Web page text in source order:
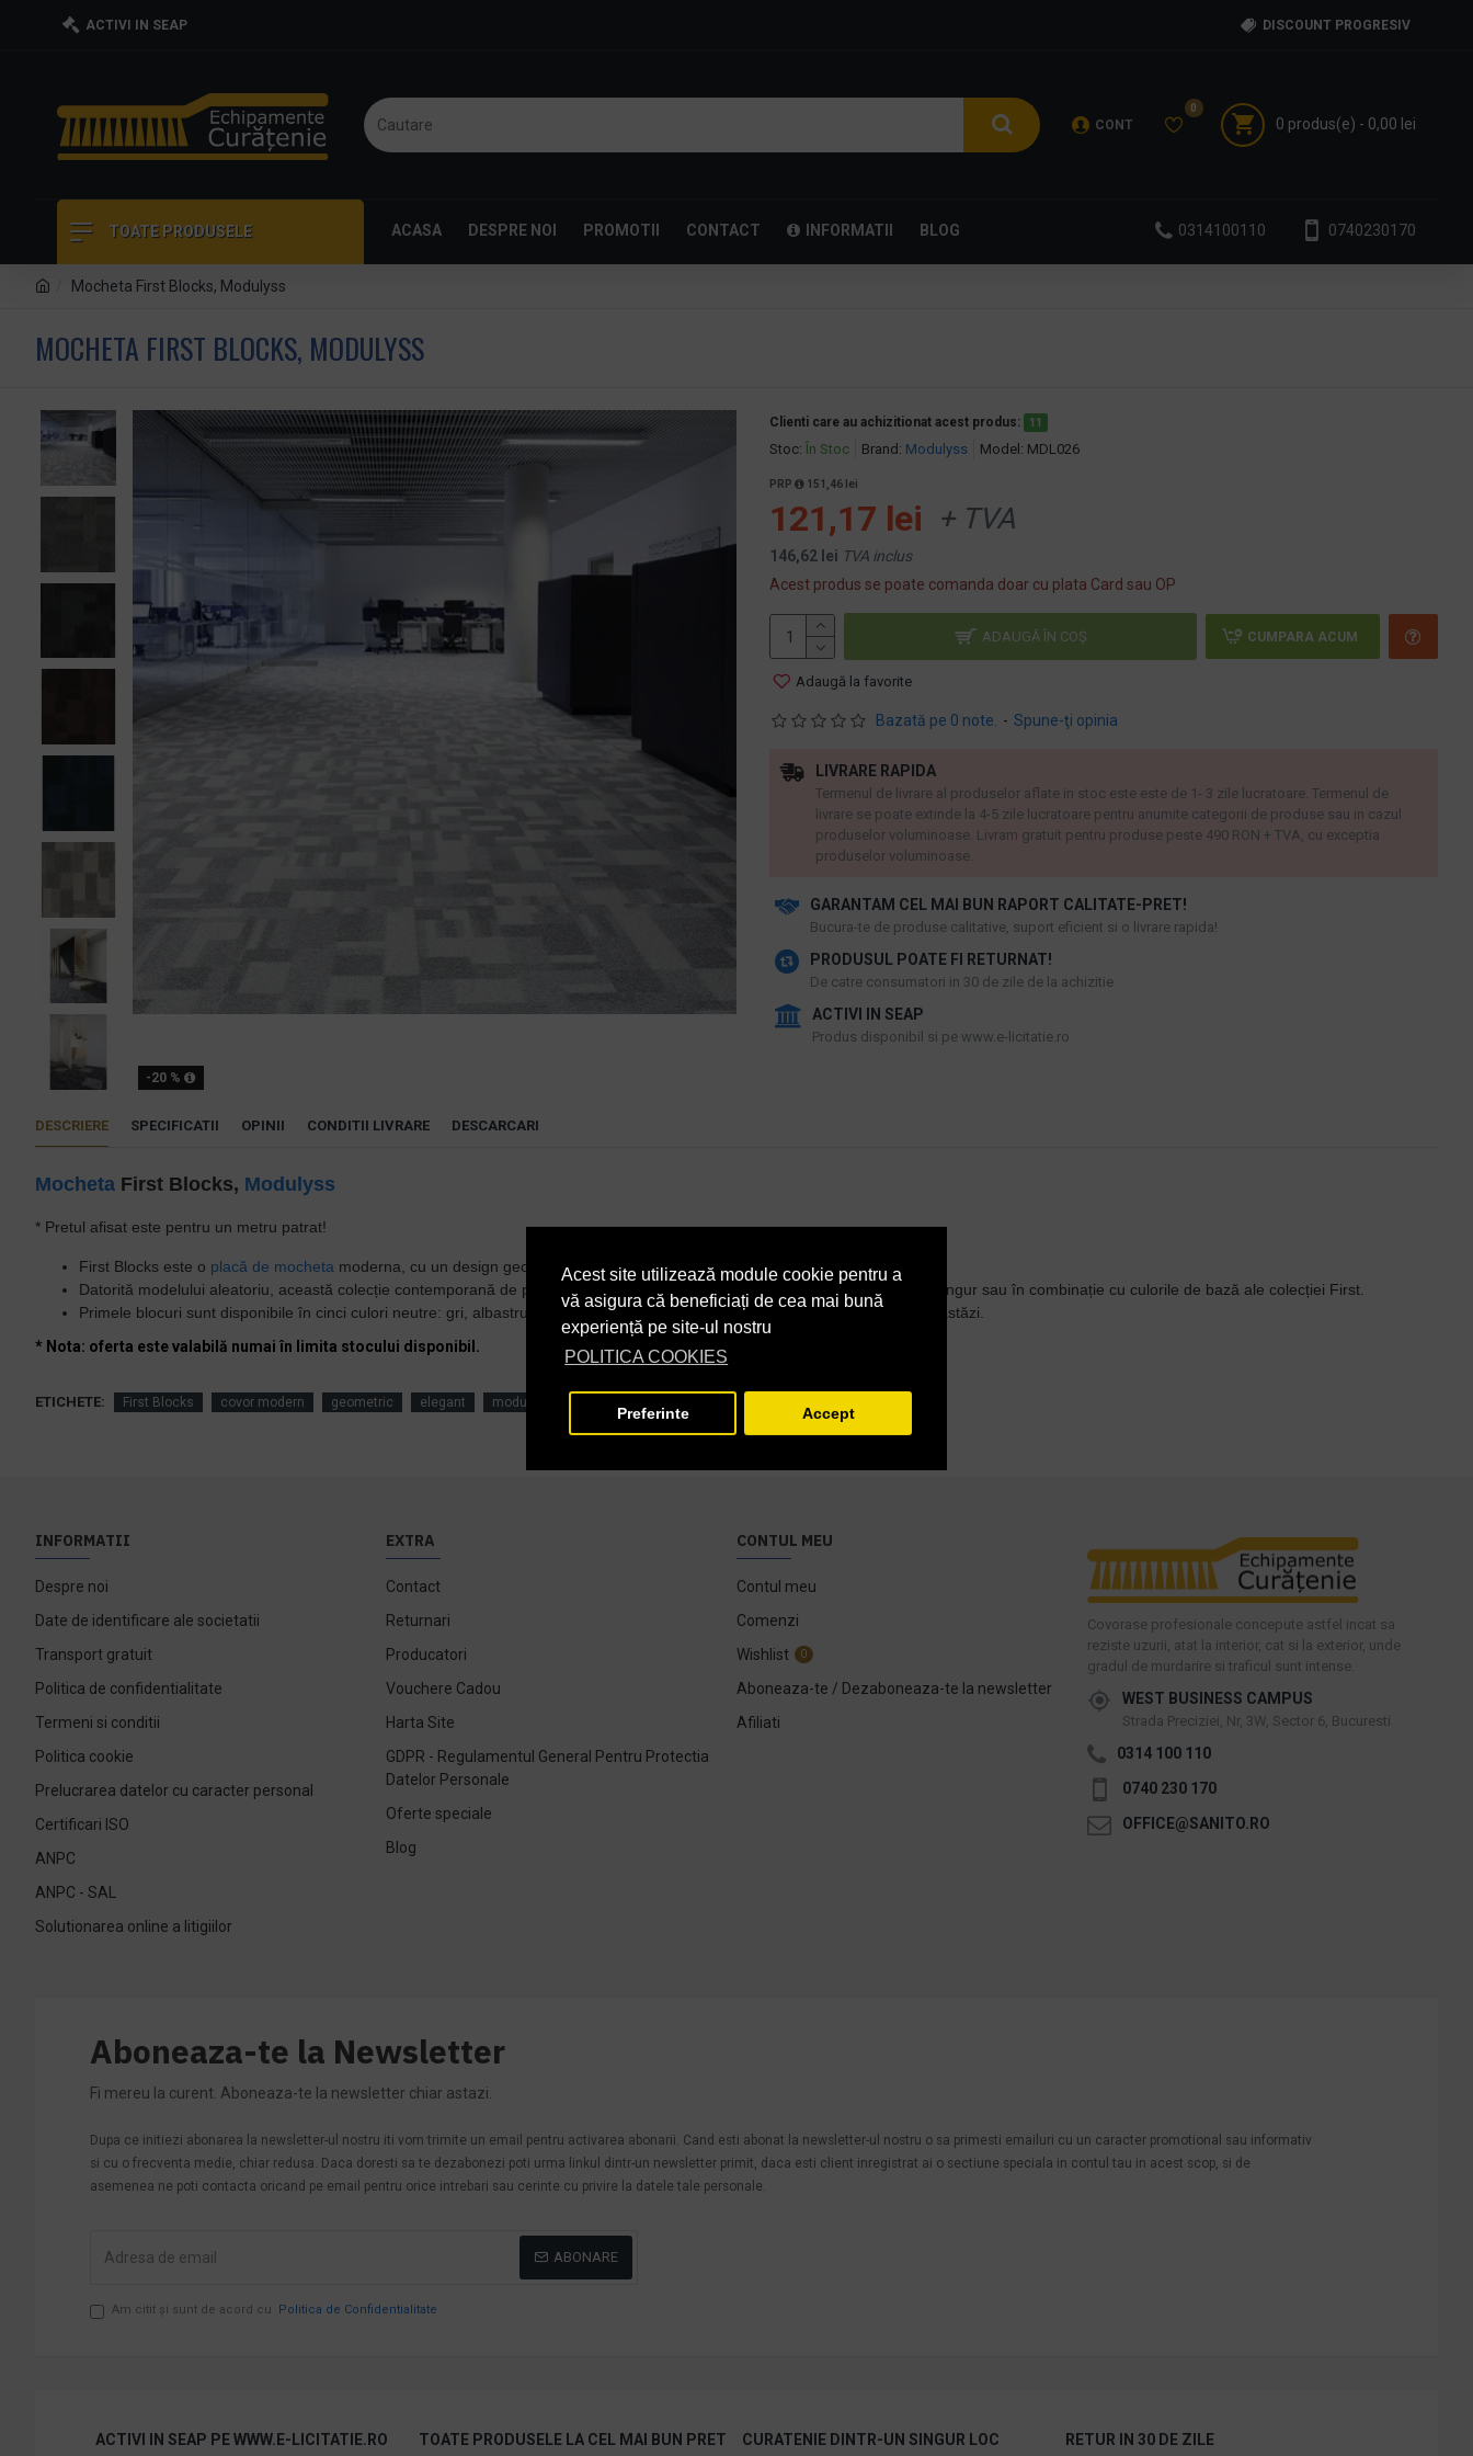
Acest site utilizează module cookie pentru a
vă asigura că beneficiați de cea mai bună
experiență pe site-ul nostru
POLITICA COOKIES
Preferinte Accept
ACTIVI IN SEAP DISCOUNT PROGRESIV
CONT
0
0 produs(e) - 0,00 lei
TOATE PRODUSELE ACASA DESPRE NOI PROMOTII CONTACT INFORMATII BLOG 0314100110 0740230170
Mocheta First Blocks, Modulyss
MOCHETA FIRST BLOCKS, MODULYSS
-20 %
Clienti care au achizitionat acest produs: 11
Stoc: În Stoc Brand: Modulyss Model: MDL026
Bazată pe 0 note. - Spune-ţi opinia
PRP 151,46 lei
121,17 lei + TVA
146,62 lei TVA inclus
Acest produs se poate comanda doar cu plata Card sau OP
ADAUGĂ ÎN COŞ CUMPARA ACUM
Adaugă la favorite
GARANTAM CEL MAI BUN RAPORT CALITATE-PRET!
​Bucura-te de produse calitative, suport eficient si o livrare rapida!
PRODUSUL POATE FI RETURNAT!
De catre consumatori in 30 de zile de la achizitie
ACTIVI IN SEAP
Produs disponibil si pe www.e-licitatie.ro
LIVRARE RAPIDA
Termenul de livrare al produselor aflate in stoc este este de 1- 3 zile lucratoare. Termenul de
livrare se poate extinde la 4-5 zile lucratoare pentru anumite categorii de produse sau in cazul
produselor voluminoase. Livram gratuit pentru produse peste 490 RON + TVA, cu exceptia
produselor voluminoase.
DESCRIERE SPECIFICATII OPINII CONDITII LIVRARE DESCARCARI
Mocheta First Blocks, Modulyss
* Pretul afisat este pentru un metru patrat!
First Blocks este o placă de mocheta moderna, cu un design geometric elegant, alcătuită din nuanțe subtile.
Datorită modelului aleatoriu, această colecție contemporană de placi de covoare oferă oportunități infinite de design creativ singur sau în combinație cu culorile de bază ale colecției First.
Primele blocuri sunt disponibile în cinci culori neutre: gri, albastru, bej și maro și îndeplinesc cerințele stricte ale birourilor de astăzi.
* Nota: oferta este valabilă numai în limita stocului disponibil.
ETICHETE: First Blocks covor modern geometric elegant modulyss
INFORMATII
Despre noi
Date de identificare ale societatii
Transport gratuit
Politica de confidentialitate
Termeni si conditii
Politica cookie
Prelucrarea datelor cu caracter personal
Certificari ISO
ANPC
ANPC - SAL
Solutionarea online a litigiilor
EXTRA
Contact
Returnari
Producatori
Vouchere Cadou
Harta Site
GDPR - Regulamentul General Pentru Protectia
Datelor Personale
Oferte speciale
Blog
CONTUL MEU
Contul meu
Comenzi
Wishlist
0
Aboneaza-te / Dezaboneaza-te la newsletter
Afiliati
Covorase profesionale concepute astfel incat sa
reziste uzurii, atat la interior, cat si la exterior, unde
gradul de murdarire si traficul sunt intense.
WEST BUSINESS CAMPUS
Strada Preciziei, Nr, 3W, Sector 6, Bucuresti
0314 100 110
0740 230 170
OFFICE@SANITO.RO
Aboneaza-te la Newsletter
Fi mereu la curent. Aboneaza-te la newsletter chiar astazi.
Dupa ce initiezi abonarea la newsletter-ul nostru iti vom trimite un email pentru activarea abonarii. Cand esti abonat la newsletter-ul nostru o sa primesti emailuri cu un caracter promotional sau informativ
si cu o frecventa medie, chiar redusa. Daca doresti sa te dezabonezi poti urma linkul dintr-un newsletter primit, daca esti client inregistrat ai o sectiune speciala in contul tau in acest scop, si de
asemenea ne poti contacta oricand pe email pentru orice intrebari sau cerinte cu privire la datele tale personale.
ABONARE
Am citit şi sunt de acord cu Politica de Confidentialitate
ACTIVI IN SEAP PE WWW.E-LICITATIE.RO TOATE PRODUSELE LA CEL MAI BUN PRET CURATENIE DINTR-UN SINGUR LOC RETUR IN 30 DE ZILE